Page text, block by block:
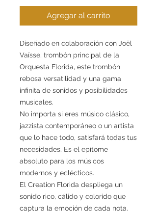
Agregar al carrito
Diseñado en colaboración con Joël
Vaïsse, trombón principal de la
Orquesta Florida, este trombón
rebosa versatilidad y una gama
infinita de sonidos y posibilidades
musicales.
No importa si eres músico clásico,
jazzista contemporáneo o un artista
que lo hace todo, satisfará todas tus
necesidades. Es el epítome
absoluto para los músicos
modernos y eclécticos.
El Creation Florida despliega un
sonido rico, cálido y colorido que
captura la emoción de cada nota.